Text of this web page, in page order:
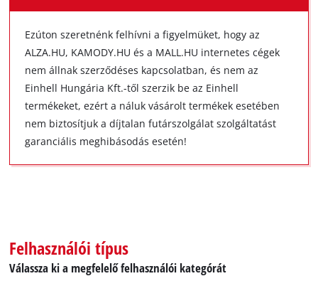
Ezúton szeretnénk felhívni a figyelmüket, hogy az
ALZA.HU, KAMODY.HU és a MALL.HU internetes cégek
nem állnak szerződéses kapcsolatban, és nem az
Einhell Hungária Kft.-től szerzik be az Einhell
termékeket, ezért a náluk vásárolt termékek esetében
nem biztosítjuk a díjtalan futárszolgálat szolgáltatást
garanciális meghibásodás esetén!
Felhasználói típus
Válassza ki a megfelelő felhasználói kategórát